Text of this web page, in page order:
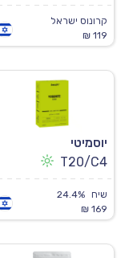
קרונוס ישראל
119 ₪
יוסמיטי
T20/C4
שיח
24.4%
169 ₪